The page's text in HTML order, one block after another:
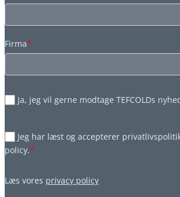
Firma*
Ja, jeg vil gerne modtage TEFCOLDs
Jeg har læst og accepterer
policy.*
Læs vores privacy policy